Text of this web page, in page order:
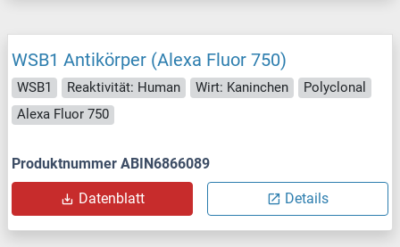
WSB1 Antikörper (Alexa Fluor 750)
WSB1 Reaktivität: Human Wirt: Kaninchen
Polyclonal
Alexa Fluor 750
Produktnummer ABIN6866089
Datenblatt Details